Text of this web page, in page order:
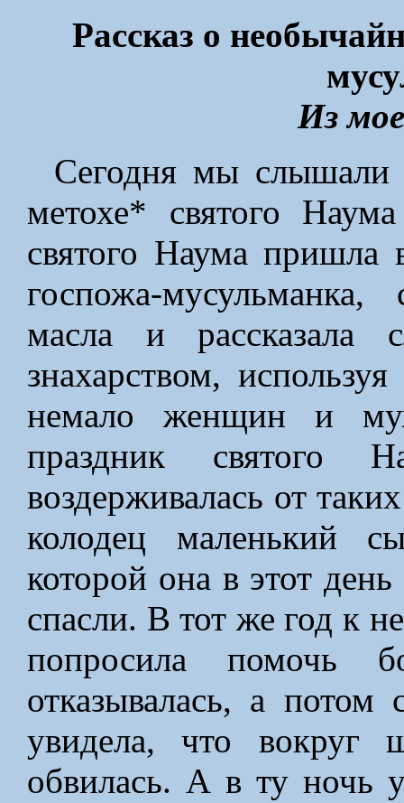
Рассказ о
Из
Сегодня мы слышали
метохе* святого
святого Наума пришла
госпожа-
масла и рассказала
знахарством,
немало женщин и
праздник святого
воздерживалась от
колодец маленький
которой она в этот день
спасли. В тот же год к
попросила помочь
отказывалась, а
увидела, что
обвилась. А в ту ночь